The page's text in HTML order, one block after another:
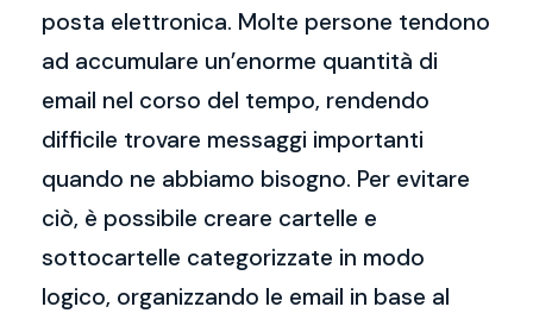
posta elettronica. Molte persone tendono
ad accumulare un’enorme quantità di
email nel corso del tempo, rendendo
difficile trovare messaggi importanti
quando ne abbiamo bisogno. Per evitare
ciò, è possibile creare cartelle e
sottocartelle categorizzate in modo
logico, organizzando le email in base al